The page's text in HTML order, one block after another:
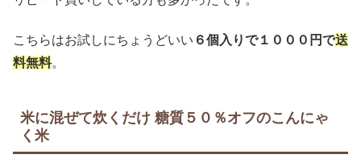
こちらはお試しにちょうどいい ６個入りで１０００円で送
料無料。
米に混ぜて炊くだけ 糖質５０％オフのこんにゃ
く米